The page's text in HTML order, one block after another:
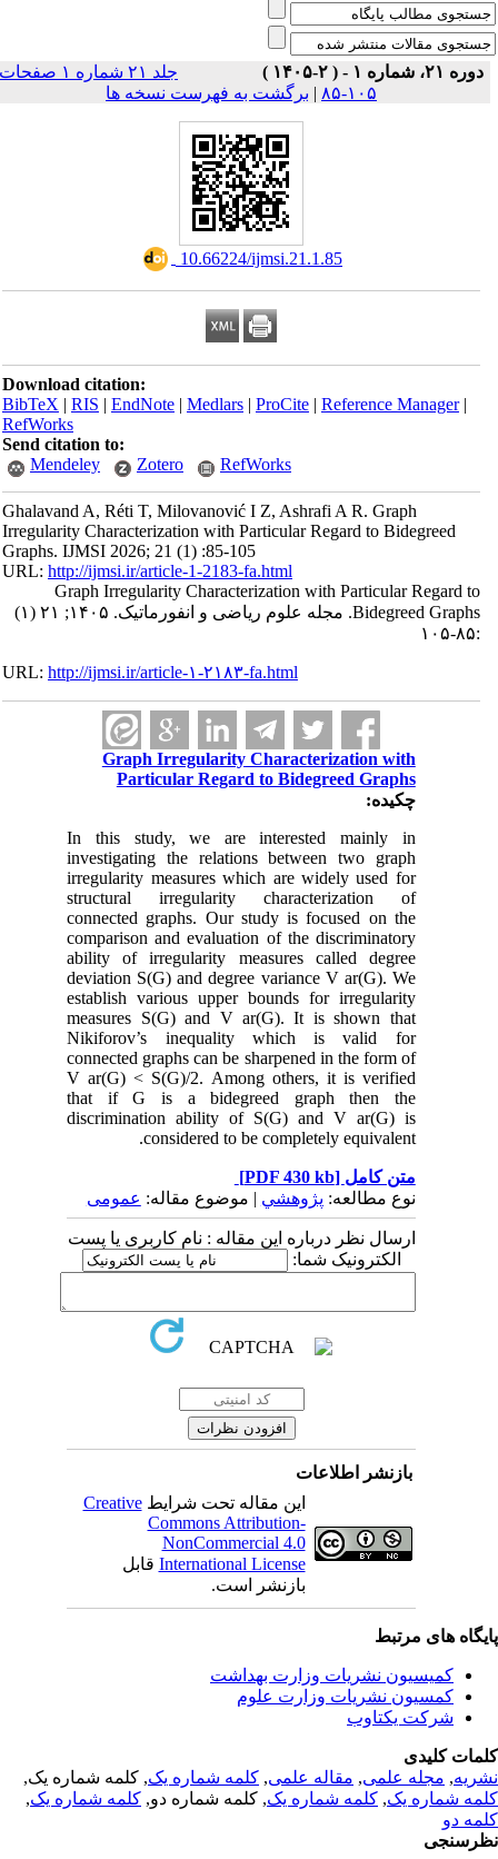
دوره ۲۱، شماره ۱ - ( ۲-۱۴۰۵ )
جلد ۲۱ شماره ۱ صفحات
۱۰۵-۸۵
| برگشت به فهرست نسخه ها
‎ 10.66224/ijmsi.21.1.85
Download citation:
BibTeX|RIS|EndNote|Medlars|ProCite|Reference Manager
RefWorks
Send citation to:
Mendeley
Zotero RefWorks
Ghalavand A, Réti T, Milovanović I Z, Ashrafi A R. Graph
Irregularity Characterization with Particular Regard to Bidegreed
Graphs. IJMSI 2026; 21 (1) :85-105
URL:http://ijmsi.ir/article-1-2183-fa.html
Graph Irregularity Characterization with Particular Regard to
Bidegreed Graphs. مجله علوم ریاضی و انفورماتیک. ۱۴۰۵; ۲۱ (۱)
URL:http://ijmsi.ir/article-۱-۲۱۸۳-fa.html
Graph Irregularity Characterization with
Particular Regard to Bidegreed Graphs
چکیده:
In this study, we are interested mainly in
investigating the relations between two graph
irregularity measures which are widely used for
structural irregularity characterization of
connected graphs. Our study is focused on the
comparison and evaluation of the discriminatory
ability of irregularity measures called degree
deviation S(G) and degree variance V ar(G). We
establish various upper bounds for irregularity
measures S(G) and V ar(G). It is shown that
Nikiforov’s inequality which is valid for
connected graphs can be sharpened in the form of
V ar(G) < S(G)/2. Among others, it is verified
that if G is a bidegreed graph then the
discrimination ability of S(G) and V ar(G) is
considered to be completely equivalent.
متن کامل[PDF 430 kb]
نوع مطالعه:پژوهشي| موضوع مقاله:عمومى
ارسال نظر درباره این مقاله : نام کاربری یا پست
الکترونیک شما:
بازنشر اطلاعات
این مقاله تحت شرایطCreative
Commons Attribution-
NonCommercial 4.0
International Licenseقابل
بازنشر است.
های مرتبط
کمیسیون نشریات وزارت بهداشت
کمسیون نشریات وزارت علوم
شرکت یکتاوب
کلیدی
,مجله علمی, مقاله علمی, کلمه شماره یک, کلمه شماره یک,
شماره یک,کلمه شماره یک, کلمه شماره دو,کلمه شماره یک,
دو